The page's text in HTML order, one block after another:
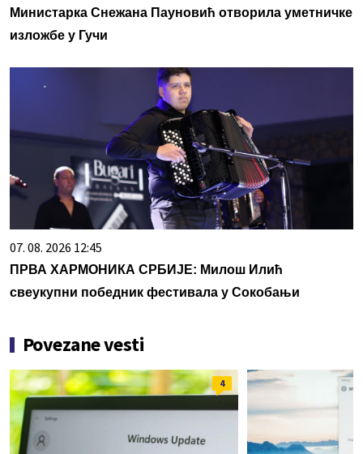
Министарка Снежана Пауновић отворила уметничке
изложбе у Гучи
07. 08. 2026 12:45
ПРВА ХАРМОНИКА СРБИЈЕ: Милош Илић
свеукупни победник фестивала у Сокобањи
Povezane vesti
4